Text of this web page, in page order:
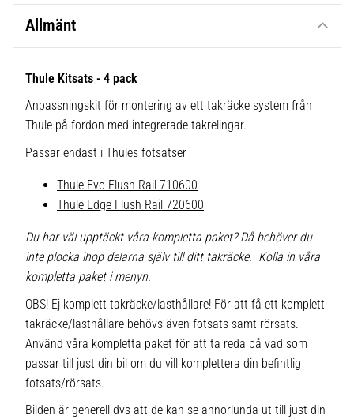
Allmänt
Thule Kitsats - 4 pack
Anpassningskit för montering av ett takräcke system från
Thule på fordon med integrerade takrelingar.
Passar endast i Thules fotsatser
Thule Evo Flush Rail 710600
Thule Edge Flush Rail 720600
Du har väl upptäckt våra kompletta paket? Då behöver du
inte plocka ihop delarna själv till ditt takräcke. Kolla in våra
kompletta paket i menyn.
OBS! Ej komplett takräcke/lasthållare! För att få ett komplett
takräcke/lasthållare behövs även fotsats samt rörsats.
Använd våra kompletta paket för att ta reda på vad som
passar till just din bil om du vill komplettera din befintlig
fotsats/rörsats.
Bilden är generell dvs att de kan se annorlunda ut till just din